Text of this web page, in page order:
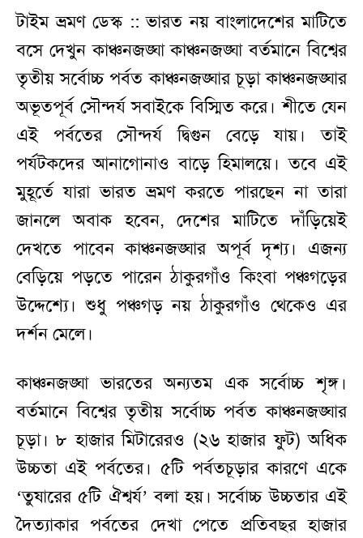
টাইম ভ্রমণ ডেস্ক :: ভারত নয় বাংলাদেশের মাটিতে
বসে দেখুন কাঞ্চনজঙ্ঘা কাঞ্চনজঙ্ঘা বর্তমানে বিশ্বের
তৃতীয় সর্বোচ্চ পর্বত কাঞ্চনজঙ্ঘার চূড়া কাঞ্চনজঙ্ঘার
অভূতপূর্ব সৌন্দর্য সবাইকে বিস্মিত করে। শীতে যেন
এই পর্বতের সৌন্দর্য দ্বিগুন বেড়ে যায়। তাই
পর্যটকদের আনাগোনাও বাড়ে হিমালয়ে। তবে এই
মুহূর্তে যারা ভারত ভ্রমণ করতে পারছেন না তারা
জানলে অবাক হবেন, দেশের মাটিতে দাঁড়িয়েই
দেখতে পাবেন কাঞ্চনজঙ্ঘার অপূর্ব দৃশ্য। এজন্য
বেড়িয়ে পড়তে পারেন ঠাকুরগাঁও কিংবা পঞ্চগড়ের
উদ্দেশ্যে। শুধু পঞ্চগড় নয় ঠাকুরগাঁও থেকেও এর
দর্শন মেলে।
কাঞ্চনজঙ্ঘা ভারতের অন্যতম এক সর্বোচ্চ শৃঙ্গ।
বর্তমানে বিশ্বের তৃতীয় সর্বোচ্চ পর্বত কাঞ্চনজঙ্ঘার
চূড়া। ৮ হাজার মিটারেরও (২৬ হাজার ফুট) অধিক
উচ্চতা এই পর্বতের। ৫টি পর্বতচূড়ার কারণে একে
‘তুষারের ৫টি ঐশ্বৰ্য’ বলা হয়। সর্বোচ্চ উচ্চতার এই
দৈত্যাকার পর্বতের দেখা পেতে প্রতিবছর হাজার